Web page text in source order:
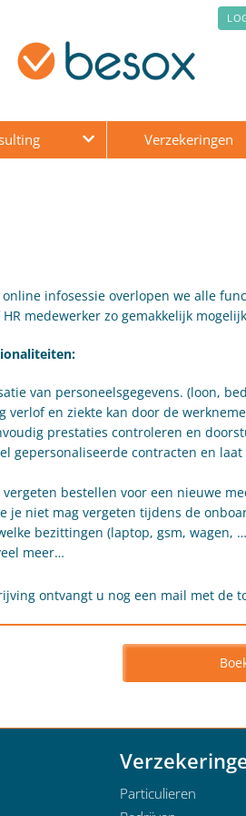
Verzekeringen
infosessie overlopen we alle
medewerker zo gemakkelijk
van personeelsgegevens. (loon,
verlof en ziekte kan door de
prestaties controleren en
gepersonaliseerde contracten en
bestellen voor een nieuwe
je niet mag vergeten tijdens de
bezittingen (laptop, gsm, wagen,
meer…
ontvangt u nog een mail met de
Particulieren